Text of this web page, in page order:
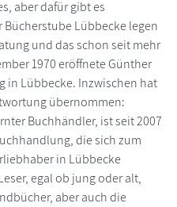
aber dafür gibt es
Lübbecke legen
und das schon seit mehr
1970 eröffnete Günther
in Lübbecke. Inzwischen hat
übernommen:
Buchhändler, ist seit 2007
die sich zum
in Lübbecke
egal ob jung oder alt,
aber auch die